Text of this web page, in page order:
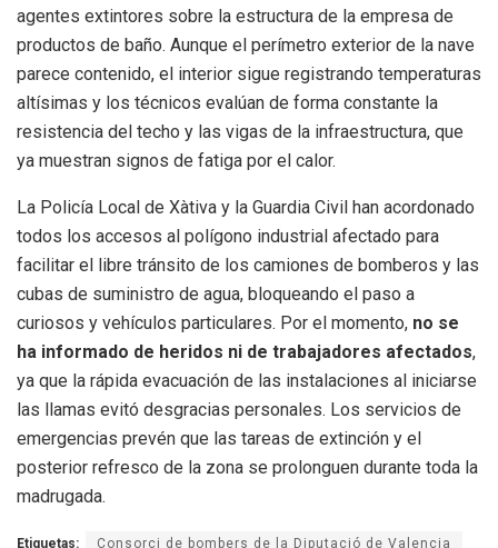
agentes extintores sobre la estructura de la empresa de
productos de baño. Aunque el perímetro exterior de la nave
parece contenido, el interior sigue registrando temperaturas
altísimas y los técnicos evalúan de forma constante la
resistencia del techo y las vigas de la infraestructura, que
ya muestran signos de fatiga por el calor.
La Policía Local de Xàtiva y la Guardia Civil han acordonado
todos los accesos al polígono industrial afectado para
facilitar el libre tránsito de los camiones de bomberos y las
cubas de suministro de agua, bloqueando el paso a
curiosos y vehículos particulares. Por el momento, no se
ha informado de heridos ni de trabajadores afectados,
ya que la rápida evacuación de las instalaciones al iniciarse
las llamas evitó desgracias personales. Los servicios de
emergencias prevén que las tareas de extinción y el
posterior refresco de la zona se prolonguen durante toda la
madrugada.
Etiquetas: Consorci de bombers de la Diputació de Valencia